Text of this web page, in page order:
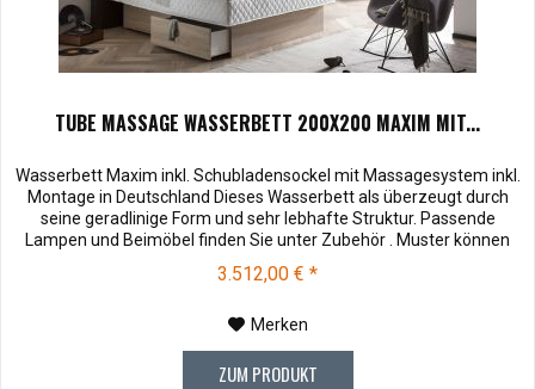
TUBE MASSAGE WASSERBETT 200X200 MAXIM MIT...
Wasserbett Maxim inkl. Schubladensockel mit Massagesystem inkl.
Montage in Deutschland Dieses Wasserbett als überzeugt durch
seine geradlinige Form und sehr lebhafte Struktur. Passende
Lampen und Beimöbel finden Sie unter Zubehör . Muster können
Rücksendung werden Ihnen die 10,00 € wieder vergütet.
3.512,00 € *
Merken
ZUM PRODUKT